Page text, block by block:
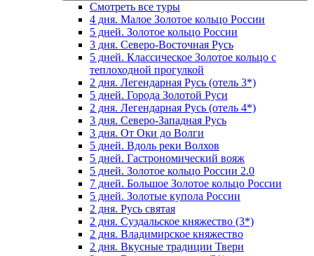
Смотреть все туры
4 дня. Малое Золотое кольцо России
5 дней. Золотое кольцо России
3 дня. Северо-Восточная Русь
5 дней. Классическое Золотое кольцо с
теплоходной прогулкой
2 дня. Легендарная Русь (отель 3*)
5 дней. Города Золотой Руси
2 дня. Легендарная Русь (отель 4*)
3 дня. Северо-Западная Русь
3 дня. От Оки до Волги
5 дней. Вдоль реки Волхов
5 дней. Гастрономический вояж
5 дней. Золотое кольцо России 2.0
7 дней. Большое Золотое кольцо России
5 дней. Золотые купола России
2 дня. Русь святая
2 дня. Суздальское княжество (3*)
2 дня. Владимирское княжество
2 дня. Вкусные традиции Твери